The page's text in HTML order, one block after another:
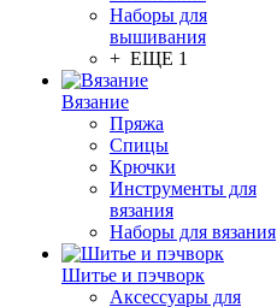
Наборы для
вышивания
+ ЕЩЕ 1
Вязание
Пряжа
Спицы
Крючки
Инструменты для
вязания
Наборы для вязания
Шитье и пэчворк
Аксессуары для